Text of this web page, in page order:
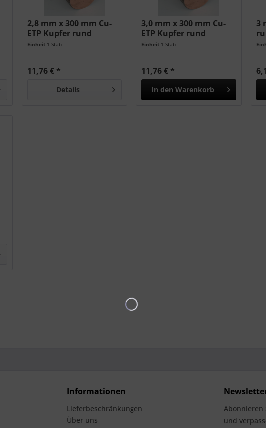
2,8 mm x 300 mm Cu-
ETP Kupfer rund
Einheit 1 Stab
11,76 € *
Details
3,0 mm x 300 mm Cu-
ETP Kupfer rund
Einheit 1 Stab
11,76 € *
In den Warenkorb
3
Informationen
Lieferbeschränkungen
Über uns
Abonnieren
und